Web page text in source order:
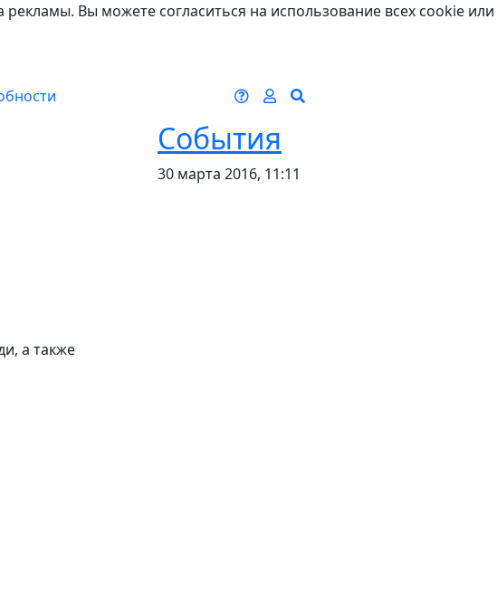
Вы можете согласиться на использование всех cookie или
События
30 марта 2016, 11:11
а также